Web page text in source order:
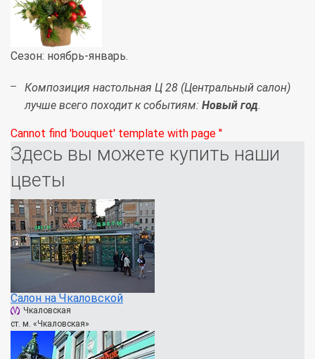
Сезон: ноябрь-январь.
Композиция настольная Ц 28 (Центральный салон)
лучше всего походит к событиям: Новый год.
Cannot find 'bouquet' template with page ''
Здесь вы можете купить наши
цветы
Салон на Чкаловской
Чкаловская
ст. м. «Чкаловская»